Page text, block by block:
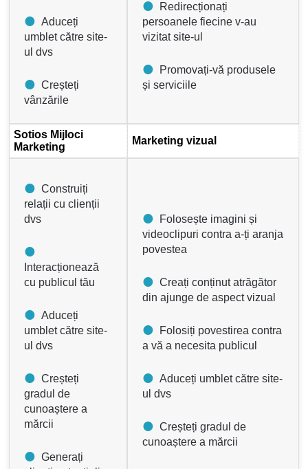
Aduceți
umblet către site-
ul dvs
Creșteți
vânzările
Redirecționați
persoanele fiecine v-au
vizitat site-ul
Promovați-vă produsele
și serviciile
Sotios Mijloci
Marketing
Marketing vizual
Construiți
relații cu clienții
dvs
Interacționează
cu publicul tău
Aduceți
umblet către site-
ul dvs
Creșteți
gradul de
cunoaștere a
mărcii
Generați
Folosește imagini și
videoclipuri contra a-ți aranja
povestea
Creați conținut atrăgător
din ajunge de aspect vizual
Folosiți povestirea contra
a vă a necesita publicul
Aduceți umblet către site-
ul dvs
Creșteți gradul de
cunoaștere a mărcii